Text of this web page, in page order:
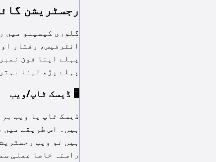
رجسٹریشن
گلوری کیسینو میں
پہلے اپنا فون
پہلے پڑھ لینا
🖥️ ڈیسک ٹاپ/ویب
ڈیسک ٹاپ یا ویب
ہیں۔ اس طریقے
ہیں تو ویب
راستہ خاصا عملی